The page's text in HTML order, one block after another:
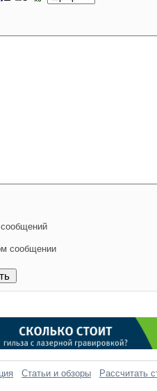
сообщении
Статьи и обзоры
Рассчитать